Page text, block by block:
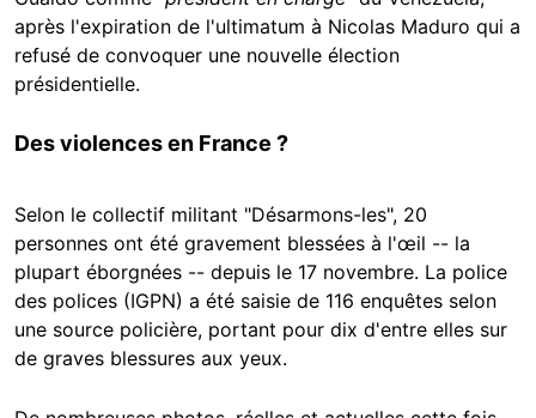
après l'expiration de l'ultimatum à Nicolas Maduro qui a
refusé de convoquer une nouvelle élection
présidentielle.
Des violences en France ?
Selon le collectif militant "Désarmons-les", 20
personnes ont été gravement blessées à l'œil -- la
plupart éborgnées -- depuis le 17 novembre. La police
des polices (IGPN) a été saisie de 116 enquêtes selon
une source policière, portant pour dix d'entre elles sur
de graves blessures aux yeux.